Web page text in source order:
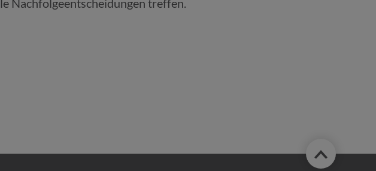
Nachfolgeentscheidungen treffen.